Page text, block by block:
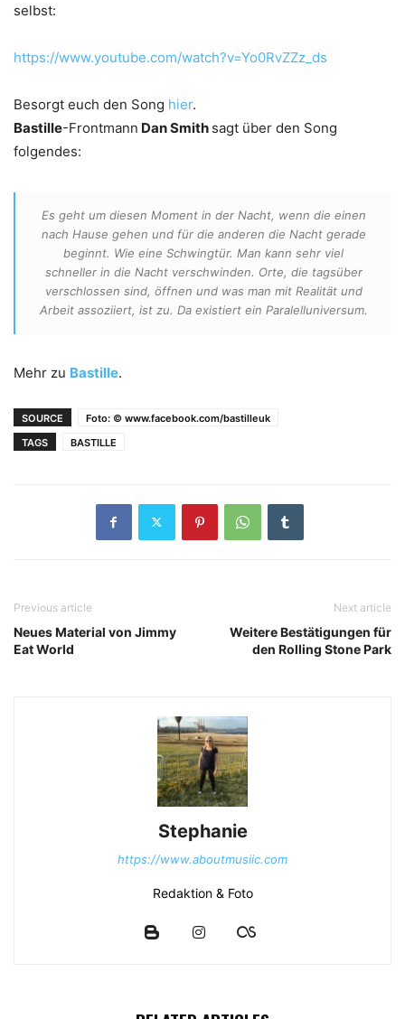
selbst:
https://www.youtube.com/watch?v=Yo0RvZZz_ds
Besorgt euch den Song hier.
Bastille-Frontmann Dan Smith sagt über den Song
folgendes:
Es geht um diesen Moment in der Nacht, wenn die einen
nach Hause gehen und für die anderen die Nacht gerade
beginnt. Wie eine Schwingtür. Man kann sehr viel
schneller in die Nacht verschwinden. Orte, die tagsüber
verschlossen sind, öffnen und was man mit Realität und
Arbeit assoziiert, ist zu. Da existiert ein Paralelluniversum.
Mehr zu Bastille.
SOURCE
Foto: © www.facebook.com/bastilleuk
TAGS
BASTILLE
Previous article
Neues Material von Jimmy
Eat World
Next article
Weitere Bestätigungen für
den Rolling Stone Park
Stephanie
https://www.aboutmusiic.com
Redaktion & Foto